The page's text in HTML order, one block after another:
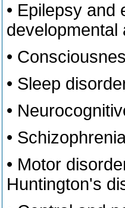
• Epilepsy and
developmental
•
• Sleep
•
•
• Motor
Huntington's